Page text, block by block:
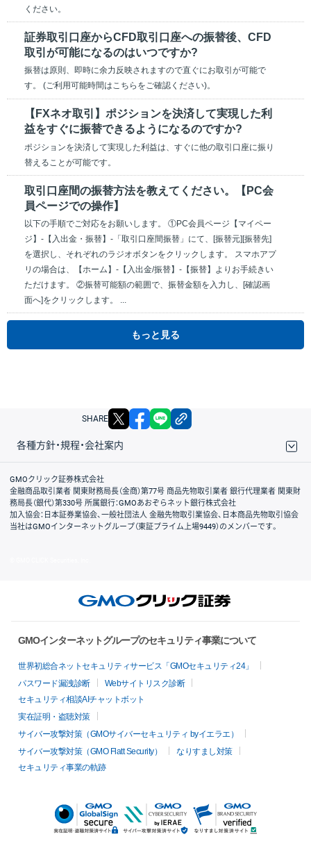
ください。
証券取引口座からCFD取引口座への振替後、CFD
取引が可能になるのはいつですか?
振替は原則、即時に余力反映されますので直ぐにお取引が可能で
す。 (ご利用可能時間はこちらをご確認ください)。
【FXネオ取引】ポジションを決済して実現した利
益をすぐに振替できるようになるのですか?
ポジションを決済して実現した利益は、すぐに他の取引口座に振り
替えることが可能です。
取引口座間の振替方法を教えてください。【PC会
員ページでの操作】
以下の手順でご対応をお願いします。 ①PC会員ページ【マイペー
ジ】-【入出金・振替】-「取引口座間振替」にて、[振替元][振替先]
を選択し、それぞれのラジオボタンをクリックします。 スマホアプ
リの場合は、【ホーム】-【入出金/振替】-【振替】よりお手続きい
ただけます。 ②振替可能額の範囲で、振替金額を入力し、[確認画
面へ]をクリックします。 ...
もっと見る
SHARE X facebook
各種方針・規程・会社案内
取引規程・約款
サイトマップ
その他のご案内
個人情報保護方針
最良執行方針
サイトのご利用について
ディスクレイマー
信託保全
リスク説明
会社案内
GMOクリック証券株式会社
金融商品取引業者 関東財務局長（金商）第77号 商品先物取引業者 銀行代理業者 関東財
務局長（銀代）第330号 所属銀行：GMOあおぞらネット銀行株式会社
加入協会：日本証券業協会、一般社団法人 金融先物取引業協会、日本商品先物取引協会
当社はGMOインターネットグループ（東証プライム上場9449）のメンバーです。
GMOインターネットグループのセキュリティ事業について
世界初総合ネットセキュリティサービス「GMOセキュリティ24」
パスワード漏洩診断
Webサイトリスク診断
セキュリティ相談AIチャットボット
実在証明・盗聴対策
サイバー攻撃対策（GMOサイバーセキュリティ byイエラエ）
サイバー攻撃対策（GMO Flatt Security）
なりすまし対策
セキュリティ事業の軌跡